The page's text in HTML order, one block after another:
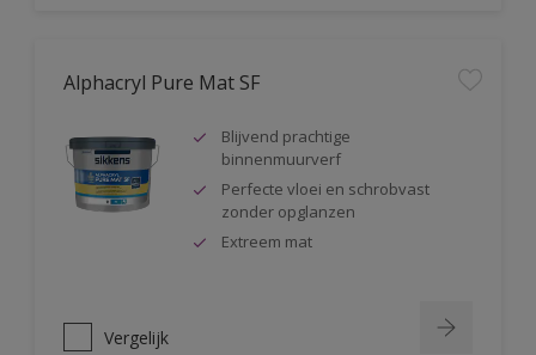
Alphacryl Pure Mat SF
Blijvend prachtige
binnenmuurverf
Perfecte vloei en schrobvast
zonder opglanzen
Extreem mat
Vergelijk